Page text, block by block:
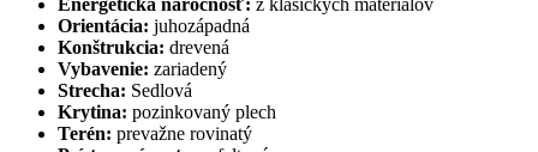
Energetická náročnosť: z klasických materiálov
Orientácia: juhozápadná
Konštrukcia: drevená
Vybavenie: zariadený
Strecha: Sedlová
Krytina: pozinkovaný plech
Terén: prevažne rovinatý